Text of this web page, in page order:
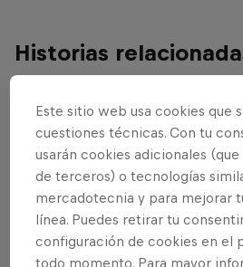
Historias
Este sitio web usa cookies que
cuestiones técnicas. Con tu
usarán cookies adicionales
de terceros) o tecnologías
mercadotecnia y para mejorar
línea. Puedes retirar tu
configuración de cookies en el
todo momento. Para mayor